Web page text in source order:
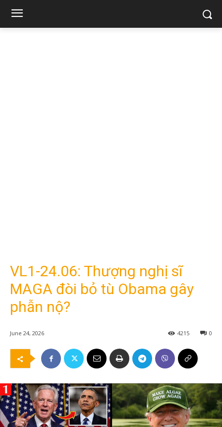
VL1-24.06: Thượng nghị sĩ
MAGA đòi bỏ tù Obama gây
phẫn nộ?
June 24, 2026 0
4215